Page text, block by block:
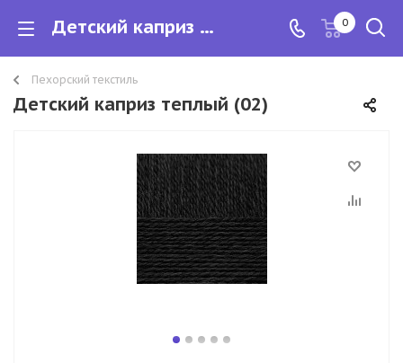
Детский каприз теплый 0
Пехорский текстиль
Детский каприз теплый (02)